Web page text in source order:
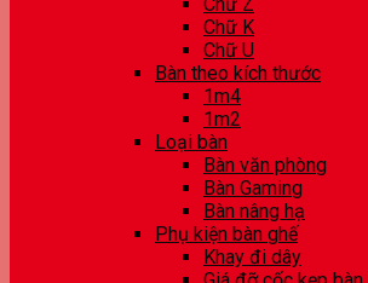
Chữ K
Chữ U
Bàn theo kích thước
1m4
1m2
Loại bàn
Bàn văn phòng
Bàn Gaming
Bàn nâng hạ
Phụ kiện bàn ghế
Khay đi dây